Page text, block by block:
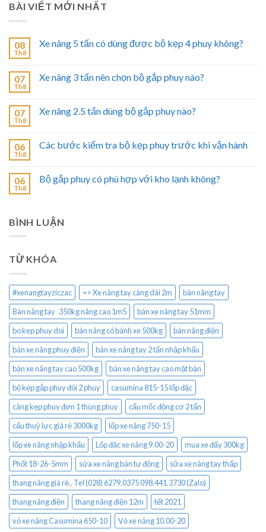
BÀI VIẾT MỚI NHẤT
08
Th8
Xe nâng 5 tấn có dùng được bộ kẹp 4 phuy không?
07
Th8
Xe nâng 3 tấn nên chọn bộ gắp phuy nào?
07
Th8
Xe nâng 2.5 tấn dùng bộ gắp phuy nào?
06
Th8
Các bước kiểm tra bộ kẹp phuy trước khi vận hành
06
Th8
Bộ gắp phuy có phù hợp với kho lạnh không?
BÌNH LUẬN
TỪ KHÓA
#xenangtayziczac => Xe nâng tay càng dài 2m
bàn nâng tay
Bàn nâng tay 350kg nâng cao 1m5
bán xe nâng tay 51mm
bo kep phuy doi
bàn nâng có bánh xe 500kg
bàn nâng điện
bán xe nâng phuy điện
bán xe nâng tay 2 tấn nhập khẩu
bán xe nâng tay cao 500kg
bán xe nâng tay cao mặt bàn
bộ kẹp gắp phuy đôi 2 phuy
casumina 815-15 lốp đặc
càng kẹp phuy đơn 1 thùng phuy
cẩu mốc động cơ 2 tấn
cẩu thuỷ lực giá rẻ 3000kg
lốp xe nâng 750-15
lốp xe nâng nhập khẩu
Lốp đặc xe nâng 9.00-20
mua xe đẩy 300kg
Phốt 18-26-5mm
sửa xe nâng bán tự động
sữa xe nâng tay thấp
thang nâng giá rẻ.. Tel (028) 6279.0375 098.441.3730 (Zalo)
thang nâng điện
thang nâng điện 12m
tết 2021
vỏ xe nâng Casumina 650-10
Vỏ xe nâng 10.00-20